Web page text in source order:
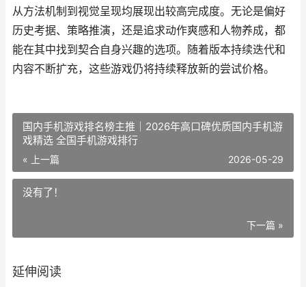
从方法机制到视觉呈现均展现出较高完成度。无论是偏好
历史考据、策略推演，还是追求动作爽感和人物养成，都
能在其中找到契合自身兴趣的选项。随着版本持续迭代和
内容不断扩充，这些游戏仍将持续释放新的尝试价格。
国内手机游戏排名榜主推｜2026年高口碑优质国内手机游
戏精选 全国手机游戏排行
« 上一篇 2026-05-29
没有了！
下一篇 »
延伸阅读